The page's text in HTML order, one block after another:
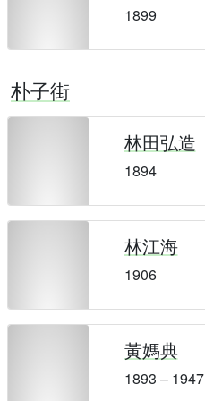
1899
朴子街
林田弘造
1894
林江海
1906
黃媽典
1893 – 1947